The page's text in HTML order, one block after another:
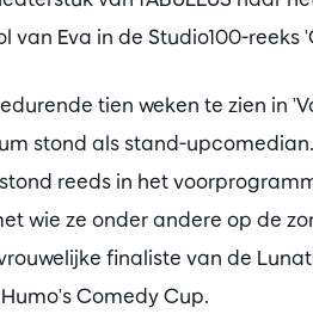
van Eva in de Studio100-reeks
tien weken te zien in
stond als stand-
reeds in het
wie ze onder andere op de
finaliste van de
Comedy Cup.